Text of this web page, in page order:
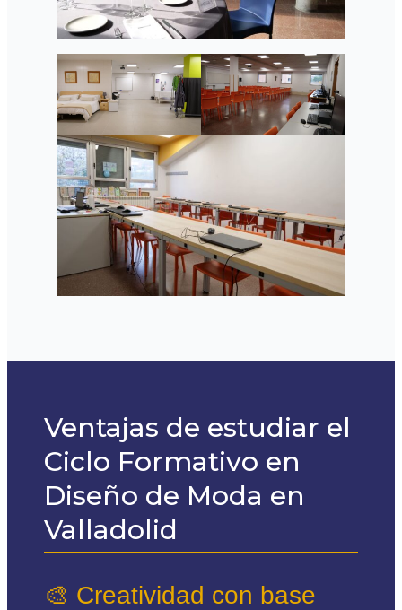
Ventajas de estudiar el
Ciclo Formativo en
Diseño de Moda en
Valladolid
🎨 Creatividad con base